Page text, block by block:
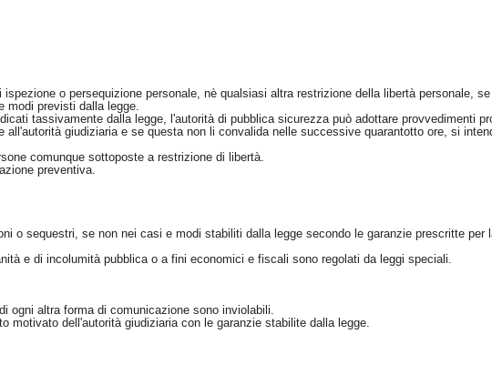
o persequizione personale, nè qualsiasi altra restrizione della libertà personale,
modi previsti dalla legge.
tassivamente dalla legge, l'autorità di pubblica sicurezza può adottare provvedimenti
all'autorità giudiziaria e se questa non li convalida nelle successive quarantotto ore, si
comunque sottoposte a restrizione di libertà.
preventiva.
o sequestri, se non nei casi e modi stabiliti dalla legge secondo le garanzie prescritte per
e di incolumità pubblica o a fini economici e fiscali sono regolati da leggi speciali.
ogni altra forma di comunicazione sono inviolabili.
motivato dell'autorità giudiziaria con le garanzie stabilite dalla legge.